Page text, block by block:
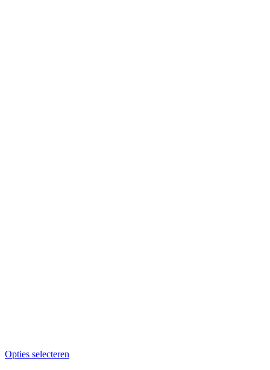
Opties selecteren